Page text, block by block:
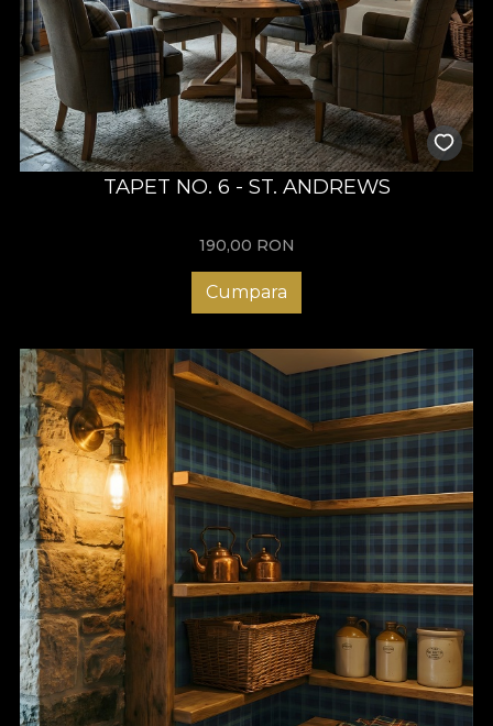
TAPET NO. 6 - ST. ANDREWS
190,00 RON
Cumpara